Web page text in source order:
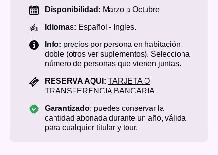
Disponibilidad: Marzo a Octubre
Idiomas: Español - Ingles.
Info: precios por persona en habitación
doble (otros ver suplementos). Selecciona
número de personas que vienen juntas.
RESERVA AQUI: TARJETA O
TRANSFERENCIA BANCARIA.
Garantizado: puedes conservar la
cantidad abonada durante un año, válida
para cualquier titular y tour.